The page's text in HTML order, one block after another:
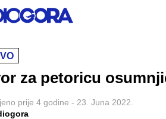
za petoricu
prije 4 godine - 23. Juna 2022.